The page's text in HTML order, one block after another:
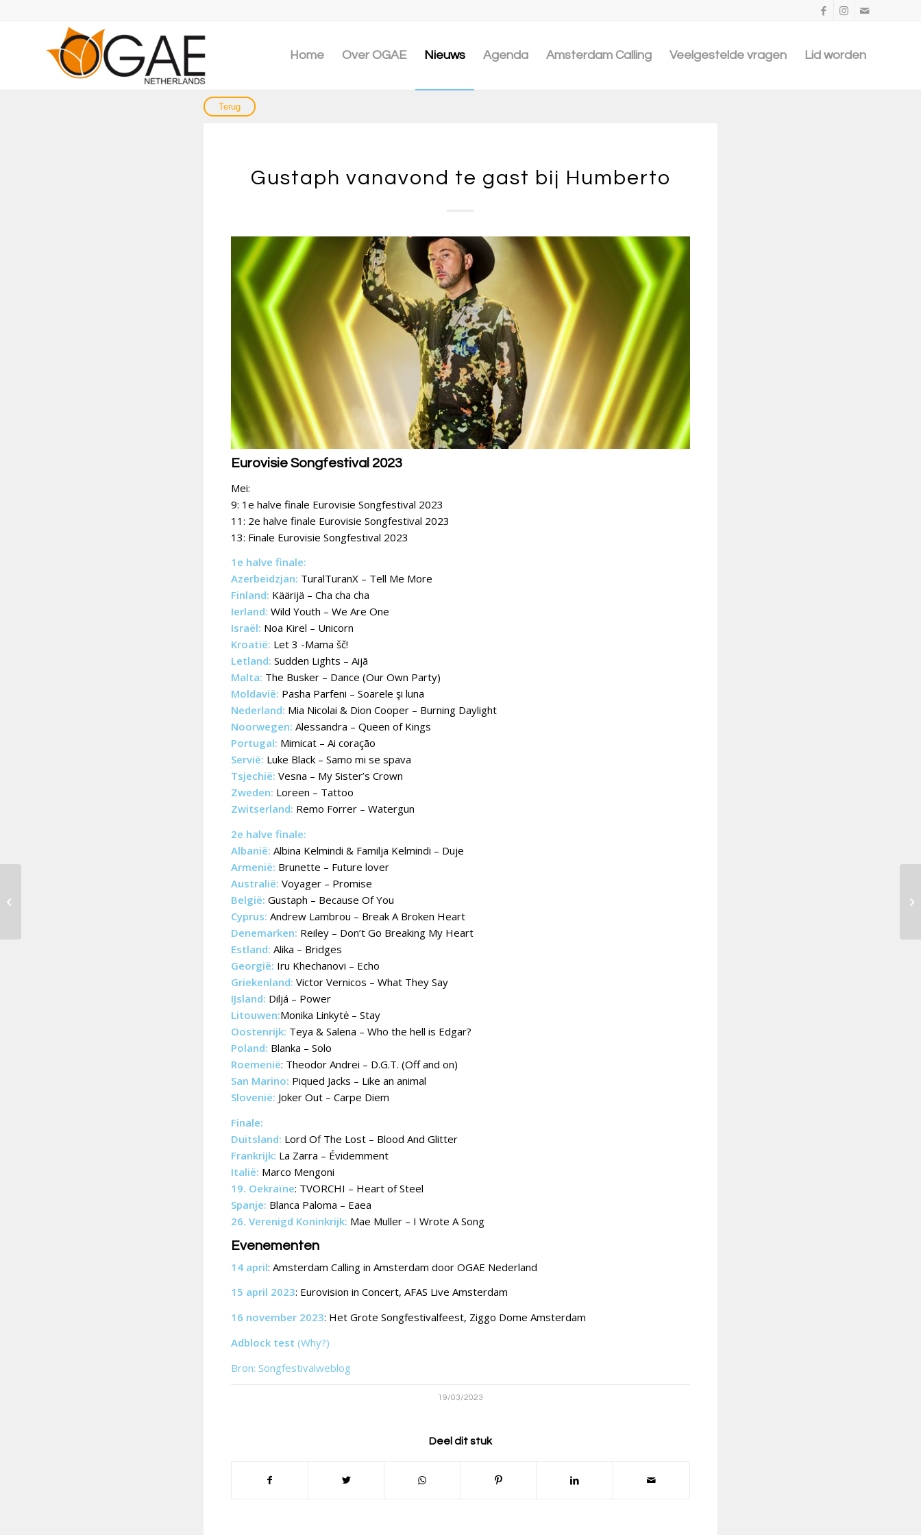
Home Over OGAE Nieuws Agenda Amsterdam Calling Veelgestelde vragen Lid worden
Gustaph vanavond te gast bij Humberto
Eurovisie Songfestival 2023
Mei:
9: 1e halve finale Eurovisie Songfestival 2023
11: 2e halve finale Eurovisie Songfestival 2023
13: Finale Eurovisie Songfestival 2023
1e halve finale:
Azerbeidzjan: TuralTuranX – Tell Me More
Finland: Käärijä – Cha cha cha
Ierland: Wild Youth – We Are One
Israël: Noa Kirel – Unicorn
Kroatië: Let 3 -Mama šč!
Letland: Sudden Lights – Aijā
Malta: The Busker – Dance (Our Own Party)
Moldavië: Pasha Parfeni – Soarele şi luna
Nederland: Mia Nicolai & Dion Cooper – Burning Daylight
Noorwegen: Alessandra – Queen of Kings
Portugal: Mimicat – Ai coração
Servië: Luke Black – Samo mi se spava
Tsjechië: Vesna – My Sister’s Crown
Zweden: Loreen – Tattoo
Zwitserland: Remo Forrer – Watergun
2e halve finale:
Albanië: Albina Kelmindi & Familja Kelmindi – Duje
Armenië: Brunette – Future lover
Australië: Voyager – Promise
België: Gustaph – Because Of You
Cyprus: Andrew Lambrou – Break A Broken Heart
Denemarken: Reiley – Don’t Go Breaking My Heart
Estland: Alika – Bridges
Georgië: Iru Khechanovi – Echo
Griekenland: Victor Vernicos – What They Say
IJsland: Diljá – Power
Litouwen:Monika Linkytė – Stay
Oostenrijk: Teya & Salena – Who the hell is Edgar?
Poland: Blanka – Solo
Roemenië: Theodor Andrei – D.G.T. (Off and on)
San Marino: Piqued Jacks – Like an animal
Slovenië: Joker Out – Carpe Diem
Finale:
Duitsland: Lord Of The Lost – Blood And Glitter
Frankrijk: La Zarra – Évidemment
Italië: Marco Mengoni
19. Oekraïne: TVORCHI – Heart of Steel
Spanje: Blanca Paloma – Eaea
26. Verenigd Koninkrijk: Mae Muller – I Wrote A Song
Evenementen
14 april: Amsterdam Calling in Amsterdam door OGAE Nederland
15 april 2023: Eurovision in Concert, AFAS Live Amsterdam
16 november 2023: Het Grote Songfestivalfeest, Ziggo Dome Amsterdam
Adblock test (Why?)
Bron: Songfestivalweblog
19/03/2023
Deel dit stuk